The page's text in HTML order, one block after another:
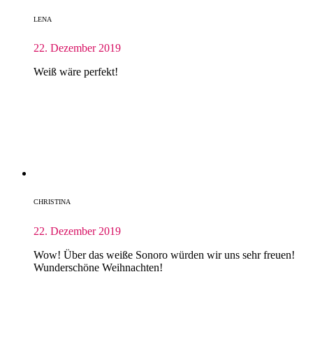
LENA
22. Dezember 2019
Weiß wäre perfekt!
CHRISTINA
22. Dezember 2019
Wow! Über das weiße Sonoro würden wir uns sehr freuen!
Wunderschöne Weihnachten!